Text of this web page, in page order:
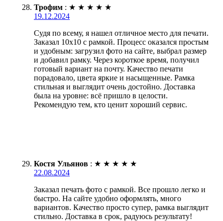
Трофим : ★ ★ ★ ★ ★
19.12.2024
Судя по всему, я нашел отличное место для печати.
Заказал 10х10 с рамкой. Процесс оказался простым
и удобным: загрузил фото на сайте, выбрал размер
и добавил рамку. Через короткое время, получил
готовый вариант на почту. Качество печати
порадовало, цвета яркие и насыщенные. Рамка
стильная и выглядит очень достойно. Доставка
была на уровне: всё пришло в целости.
Рекомендую тем, кто ценит хороший сервис.
Костя Ульянов : ★ ★ ★ ★ ★
22.08.2024
Заказал печать фото с рамкой. Все прошло легко и
быстро. На сайте удобно оформлять, много
вариантов. Качество просто супер, рамка выглядит
стильно. Доставка в срок, радуюсь результату!